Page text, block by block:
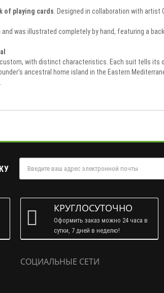
of playing cards . Designed in collaboration with artist
was illustrated completely by hand, featuring a
with distinct characteristics. Each suit tells its
ancestral home island in the Eastern
КРУГЛОСУТОЧНО
Оформить заказ можно 24 часа в
сутки, 7 дней в неделю!
СОЦИАЛЬНЫЕ СЕТИ